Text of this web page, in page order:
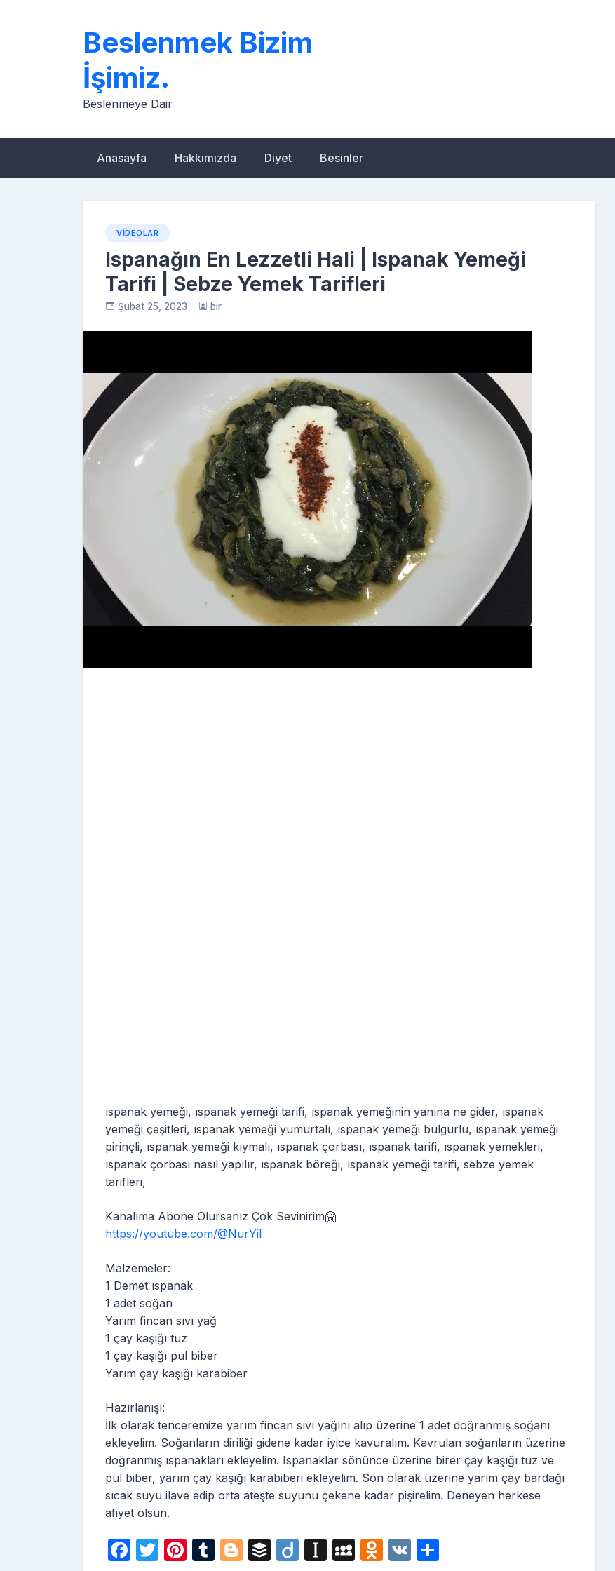
Beslenmek Bizim
İşimiz.
Beslenmeye Dair
Anasayfa Hakkımızda Diyet Besinler
VIDEOLAR
Ispanağın En Lezzetli Hali | Ispanak Yemeği
Tarifi | Sebze Yemek Tarifleri
Şubat 25, 2023 bir
ıspanak yemeği, ıspanak yemeği tarifi, ıspanak yemeğinin yanına ne gider, ıspanak
yemeği çeşitleri, ıspanak yemeği yumurtalı, ıspanak yemeği bulgurlu, ıspanak yemeği
pirinçli, ıspanak yemeği kıymalı, ıspanak çorbası, ıspanak tarifi, ıspanak yemekleri,
ıspanak çorbası nasıl yapılır, ıspanak böreği, ıspanak yemeği tarifi, sebze yemek
tarifleri,
Kanalıma Abone Olursanız Çok Sevinirim🤗
https://youtube.com/@NurYil
Malzemeler:
1 Demet ıspanak
1 adet soğan
Yarım fincan sıvı yağ
1 çay kaşığı tuz
1 çay kaşığı pul biber
Yarım çay kaşığı karabiber
Hazırlanışı:
İlk olarak tenceremize yarım fincan sıvı yağını alıp üzerine 1 adet doğranmış soğanı
ekleyelim. Soğanların diriliği gidene kadar iyice kavuralım. Kavrulan soğanların üzerine
doğranmış ıspanakları ekleyelim. Ispanaklar sönünce üzerine birer çay kaşığı tuz ve
pul biber, yarım çay kaşığı karabiberi ekleyelim. Son olarak üzerine yarım çay bardağı
sıcak suyu ilave edip orta ateşte suyunu çekene kadar pişirelim. Deneyen herkese
afiyet olsun.
F
T
Pi T
Bl B
Di In M O V